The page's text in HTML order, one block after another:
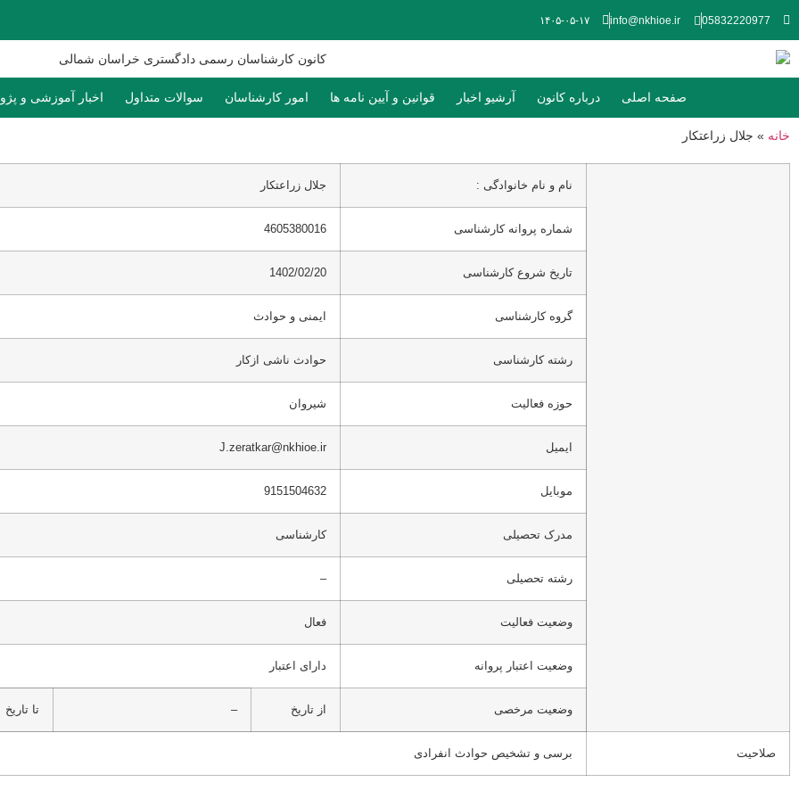
05832220977
info@nkhioe.ir ۱۴۰۵-۰۵-۱۷
صفحه اصلی درباره کانون آرشیو اخبار قوانین و آیین نامه ها امور کارشناسان سوالات متداول اخبار آموزشی و
خانه » جلال زراعتکار
نام و نام خانوادگی : جلال زراعتکار
شماره پروانه کارشناسی 4605380016
تاریخ شروع کارشناسی 1402/02/20
گروه کارشناسی ایمنی و حوادث
رشته کارشناسی حوادث ناشی ازکار
حوزه فعالیت شیروان
ایمیل J.zeratkar@nkhioe.ir
موبایل 9151504632
مدرک تحصیلی کارشناسی
رشته تحصیلی –
وضعیت فعالیت فعال
وضعیت اعتبار پروانه دارای اعتبار
وضعیت مرخصی از تاریخ – تا تاریخ
صلاحیت برسی و تشخیص حوادث انفرادی